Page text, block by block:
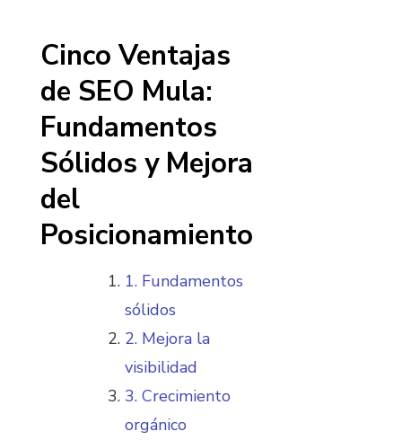
Cinco Ventajas
de SEO Mula:
Fundamentos
Sólidos y Mejora
del
Posicionamiento
1. Fundamentos
sólidos
2. Mejora la
visibilidad
3. Crecimiento
orgánico